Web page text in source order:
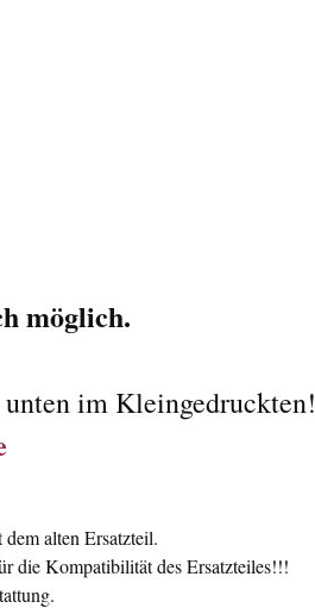
möglich.
im Kleingedruckten!
alten Ersatzteil.
die Kompatibilität des Ersatzteiles!!!